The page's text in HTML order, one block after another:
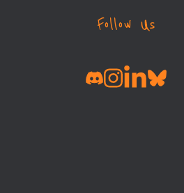
Follow Us